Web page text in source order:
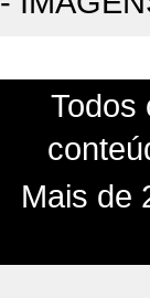
Todos
Mais de